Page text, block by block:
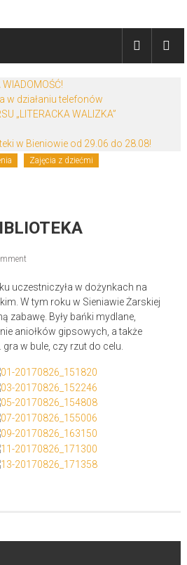
WIADOMOŚĆ!
w działaniu telefonów
„LITERACKA WALIZKA”
w Bieniowie od 29.06 do 28.08!
Zajęcia z dziećmi
uczestniczyła w dożynkach na
W tym roku w Sieniawie Żarskiej
zabawę. Były bańki mydlane,
aniołków gipsowych, a także
w bule, czy rzut do celu.